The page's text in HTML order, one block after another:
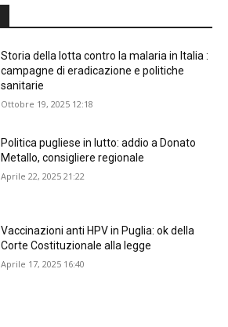
Storia della lotta contro la malaria in Italia :
campagne di eradicazione e politiche
sanitarie
Ottobre 19, 2025 12:18
Politica pugliese in lutto: addio a Donato
Metallo, consigliere regionale
Aprile 22, 2025 21:22
Vaccinazioni anti HPV in Puglia: ok della
Corte Costituzionale alla legge
Aprile 17, 2025 16:40